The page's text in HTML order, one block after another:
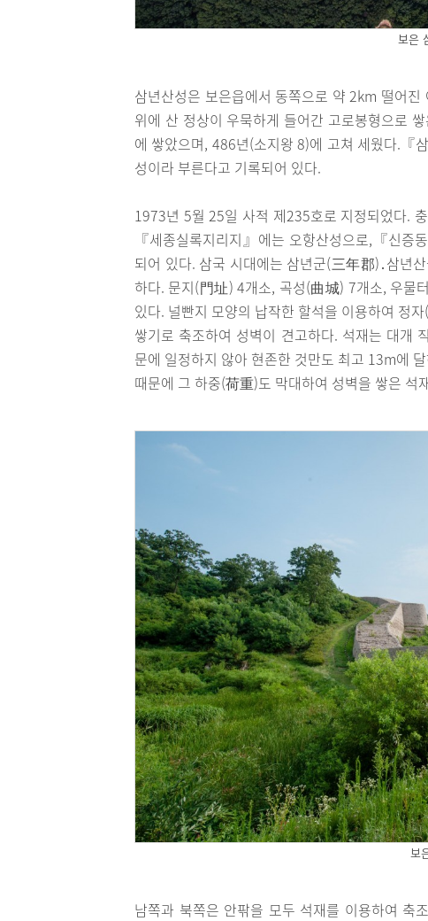
보은
삼년산성은 보은읍에서 동쪽으로 약 2km 떨어
위에 산 정상이 우묵하게 들어간 고로봉형으로
에 쌓았으며, 486년(소지왕 8)에 고쳐 세웠다.『
성이라 부른다고 기록되어 있다.
1973년 5월 25일 사적 제235호로 지정되었다.
『세종실록지리지』에는 오항산성으로,『신증
되어 있다. 삼국 시대에는 삼년군(三年郡)․삼년
하다. 문지(門址) 4개소, 곡성(曲城) 7개소, 우물
있다. 널빤지 모양의 납작한 할석을 이용하여 정
쌓기로 축조하여 성벽이 견고하다. 석재는 대개
문에 일정하지 않아 현존한 것만도 최고 13m에
때문에 그 하중(荷重)도 막대하여 성벽을 쌓은 석
보
남쪽과 북쪽은 안팎을 모두 석재를 이용하여 축